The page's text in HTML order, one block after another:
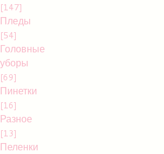
[147]
Пледы
[54]
Головные
уборы
[69]
Пинетки
[16]
Разное
[13]
Пеленки